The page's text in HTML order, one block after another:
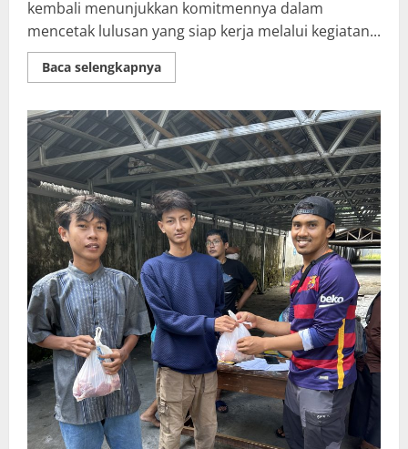
kembali menunjukkan komitmennya dalam
mencetak lulusan yang siap kerja melalui kegiatan...
Baca selengkapnyaRead
more
Kurikulum
Bersama
Industri
Mitra
:
Perkuat
Kesiapan
Lulusan
SMK
Muhammadiyah
1
Yogyakarta